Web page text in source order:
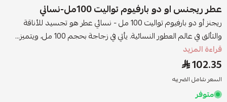
عطر ريجنس او دو بارفيوم تواليت 100مل-نسائي
ريجنز أو دو بارفيوم تواليت 100 مل - نسائي عطر هو تجسيد للأناقة
والتألق في عالم العطور النسائية. يأتي في زجاجة بحجم 100 مل، ويتميز...
قراءة المزيد
102.35
السعر شامل الضريبه
متوفر